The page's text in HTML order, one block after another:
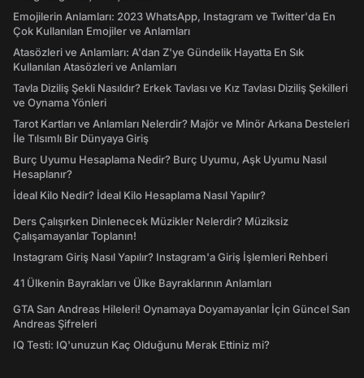
Emojilerin Anlamları: 2023 WhatsApp, Instagram ve Twitter'da En
Çok Kullanılan Emojiler ve Anlamları
Atasözleri ve Anlamları: A'dan Z'ye Gündelik Hayatta En Sık
Kullanılan Atasözleri ve Anlamları
Tavla Diziliş Şekli Nasıldır? Erkek Tavlası ve Kız Tavlası Diziliş Şekilleri
ve Oynama Yönleri
Tarot Kartları ve Anlamları Nelerdir? Majör ve Minör Arkana Desteleri
İle Tılsımlı Bir Dünyaya Giriş
Burç Uyumu Hesaplama Nedir? Burç Uyumu, Aşk Uyumu Nasıl
Hesaplanır?
İdeal Kilo Nedir? İdeal Kilo Hesaplama Nasıl Yapılır?
Ders Çalışırken Dinlenecek Müzikler Nelerdir? Müziksiz
Çalışamayanlar Toplanın!
Instagram Giriş Nasıl Yapılır? Instagram'a Giriş İşlemleri Rehberi
41 Ülkenin Bayrakları ve Ülke Bayraklarının Anlamları
GTA San Andreas Hileleri! Oynamaya Doyamayanlar İçin Güncel San
Andreas Şifreleri
IQ Testi: IQ'unuzun Kaç Olduğunu Merak Ettiniz mi?